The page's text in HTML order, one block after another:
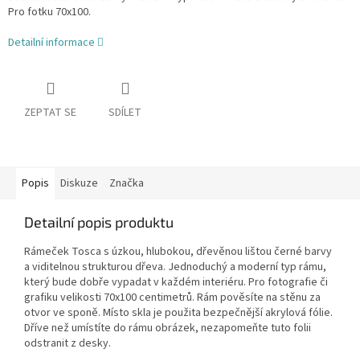
Pro fotku 70x100.
Detailní informace
ZEPTAT SE SDÍLET
Popis Diskuze Značka
Detailní popis produktu
Rámeček Tosca s úzkou, hlubokou, dřevěnou lištou černé barvy
a viditelnou strukturou dřeva. Jednoduchý a moderní typ rámu,
který bude dobře vypadat v každém interiéru. Pro fotografie či
grafiku velikosti 70x100 centimetrů. Rám pověsíte na stěnu za
otvor ve sponě. Místo skla je použita bezpečnější akrylová fólie.
Dříve než umístíte do rámu obrázek, nezapomeňte tuto folii
odstranit z desky.